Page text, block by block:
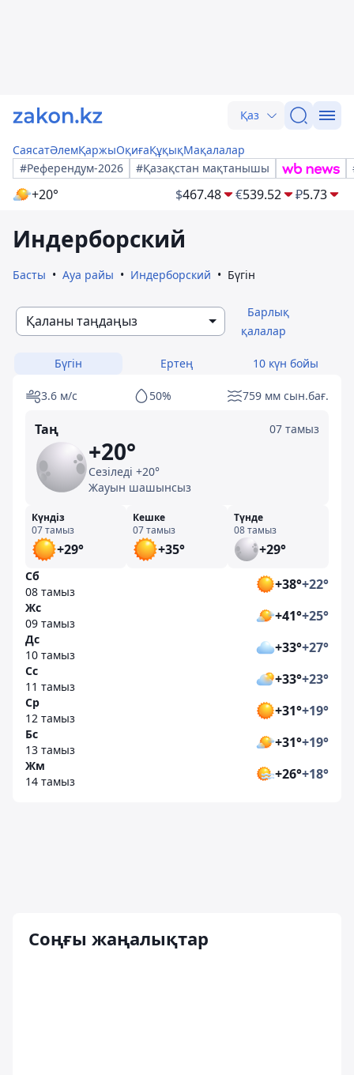
Қаз
СаясатӘлемҚаржыОқиғаҚұқықМақалалар
#Референдум-2026
#Қазақстан мақтанышы
+20° $467.48 €539.52 ₽5.73
Индерборский
Басты Ауа райы Индерборский Бүгін
Қаланы таңдаңыз
Барлық
қалалар
Бүгін Ертең 10 күн бойы
3.6 м/с 50% 759 мм сын.бағ.
Таң 07 тамыз
+20°
Сезіледі +20°
Жауын шашынсыз
Күндіз
07 тамыз
+29°
Кешке
07 тамыз
+35°
Түнде
08 тамыз
+29°
Сб
08 тамыз
+38°+22°
Жс
09 тамыз
+41°+25°
Дс
10 тамыз
+33°+27°
Сс
11 тамыз
+33°+23°
Ср
12 тамыз
+31°+19°
Бс
13 тамыз
+31°+19°
Жм
14 тамыз
+26°+18°
Соңғы жаңалықтар